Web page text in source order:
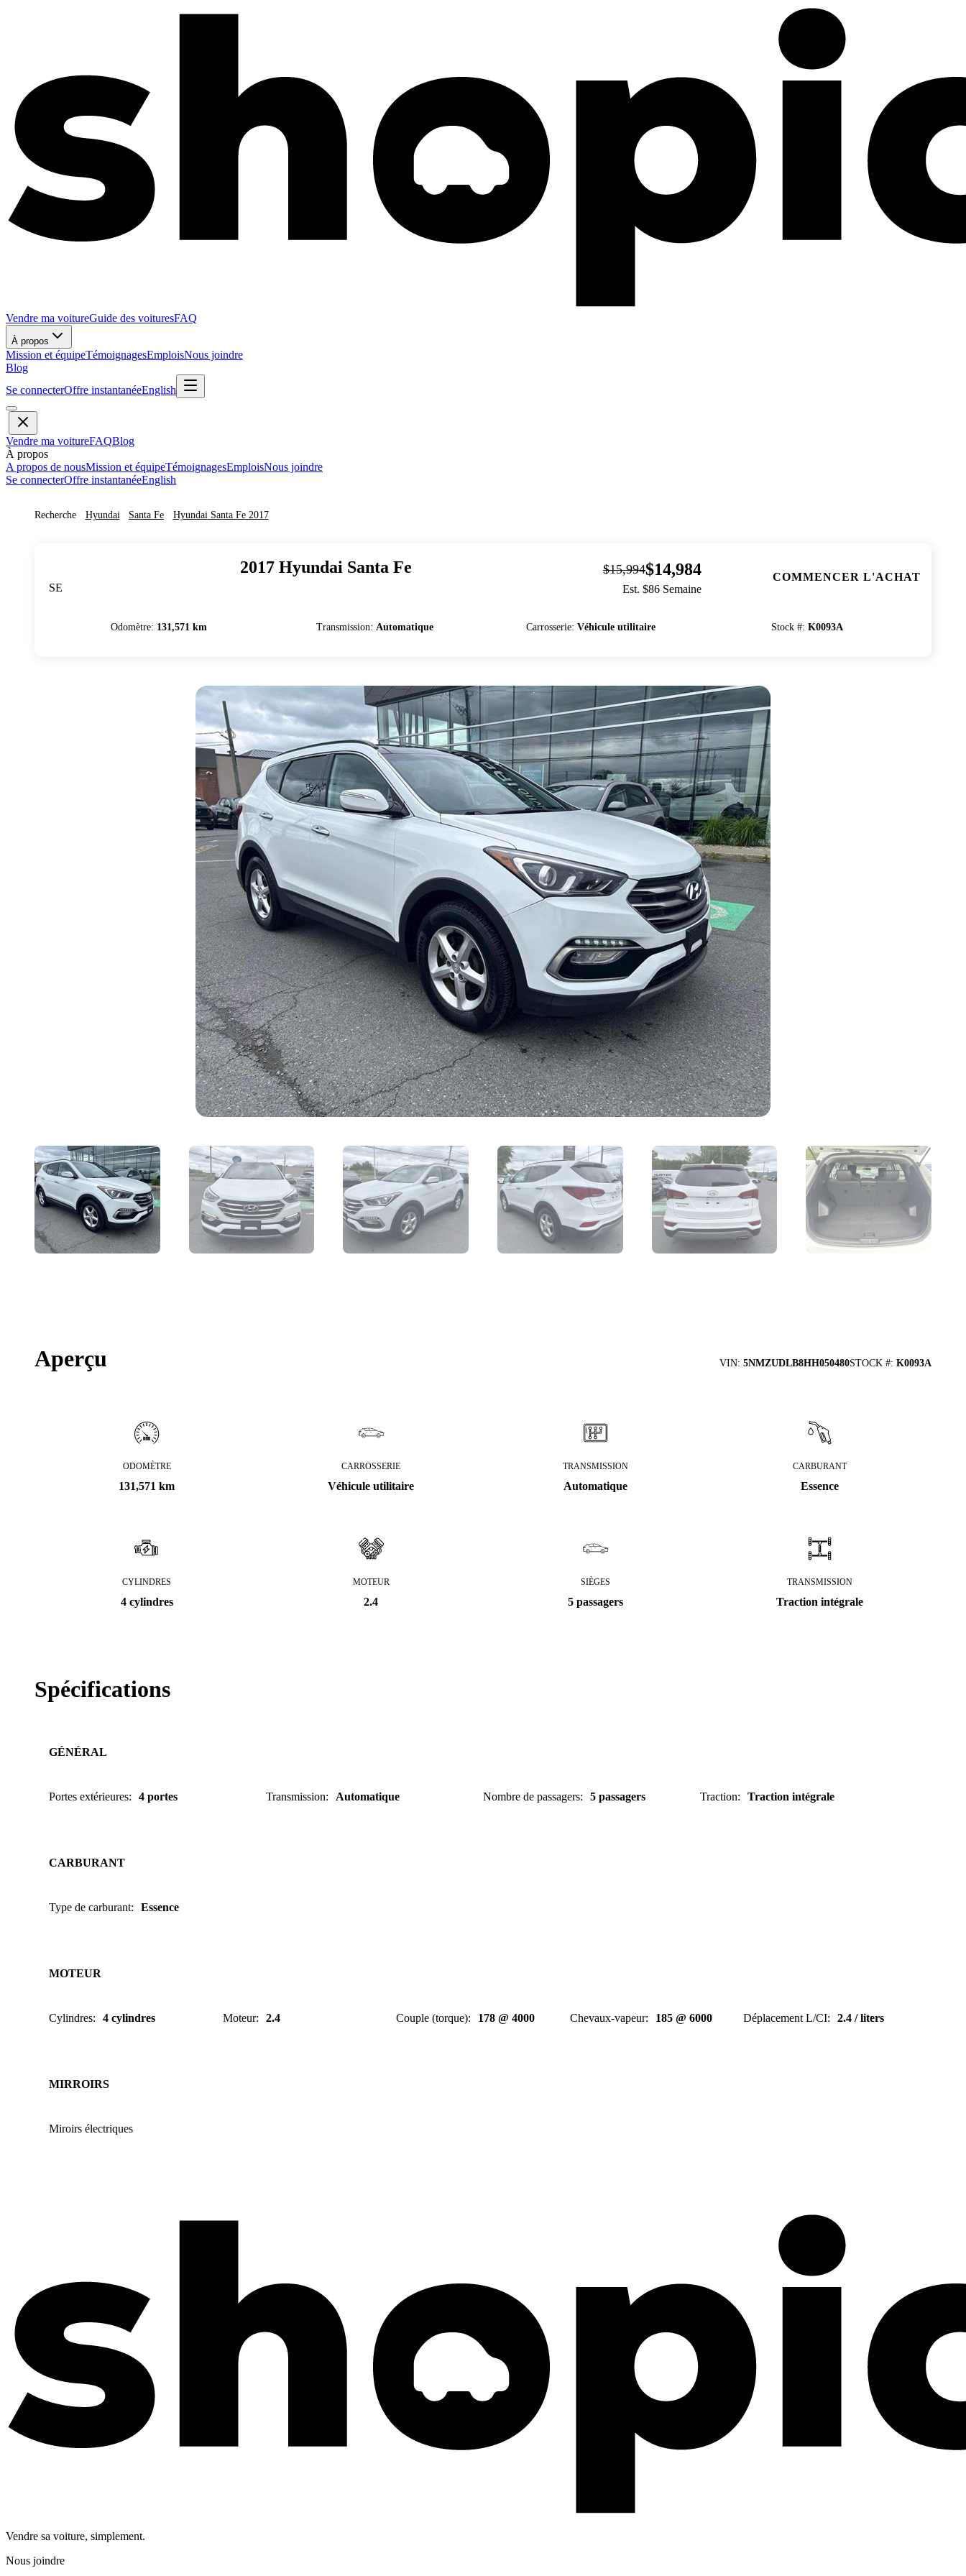
Vendre ma voitureGuide des voituresFAQ
À propos
Mission et équipeTémoignagesEmploisNous joindre
Blog
Se connecterOffre instantanéeEnglish
Vendre ma voitureFAQBlog
À propos
A propos de nousMission et équipeTémoignagesEmploisNous joindre
Se connecterOffre instantanéeEnglish
Recherche Hyundai Santa Fe Hyundai Santa Fe 2017
2017 Hyundai Santa Fe
SE
$15,994$14,984
Est. $86 Semaine
COMMENCER L'ACHAT
Odomètre: 131,571 km Transmission:Automatique Carrosserie:Véhicule utilitaire Stock #:K0093A
Aperçu VIN: 5NMZUDLB8HH050480STOCK #: K0093A
ODOMÈTRE
131,571 km
CARROSSERIE
Véhicule utilitaire
TRANSMISSION
Automatique
CARBURANT
Essence
CYLINDRES
4 cylindres
MOTEUR
2.4
SIÈGES
5 passagers
TRANSMISSION
Traction intégrale
Spécifications
GÉNÉRAL
Portes extérieures: 4 portes Transmission: Automatique Nombre de passagers: 5 passagers Traction: Traction intégrale
CARBURANT
Type de carburant: Essence
MOTEUR
Cylindres: 4 cylindres Moteur: 2.4 Couple (torque): 178 @ 4000 Chevaux-vapeur: 185 @ 6000 Déplacement L/CI: 2.4 / liters
MIRROIRS
Miroirs électriques
Vendre sa voiture, simplement.
Nous joindre